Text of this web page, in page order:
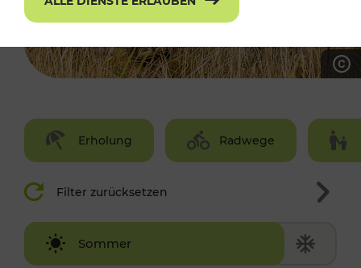
Erholung Radwege
Filter zurücksetzen
Sommer
Winter